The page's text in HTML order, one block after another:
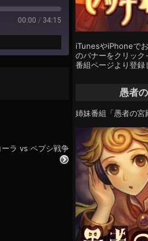
00:00 / 34:15
ーラ vs ペプシ戦争
iTunesやiPhoneで
のバナーをクリッ
番組ページより登録
愚者
姉妹番組「愚者の宮